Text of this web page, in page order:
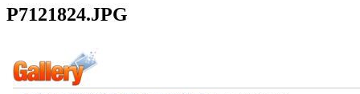
P7121824.JPG